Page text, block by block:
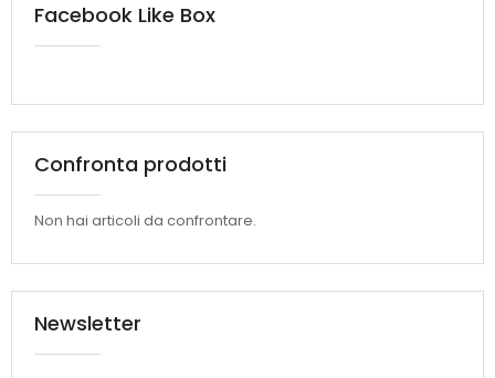
Facebook Like Box
Confronta prodotti
Non hai articoli da confrontare.
Newsletter